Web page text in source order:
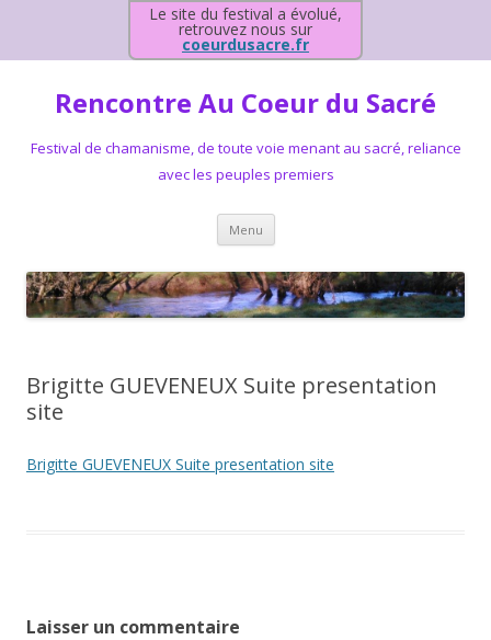
Le site du festival a évolué,
retrouvez nous sur
coeurdusacre.fr
Rencontre Au Coeur du Sacré
Festival de chamanisme, de toute voie menant au sacré, reliance
avec les peuples premiers
Menu Aller au contenu principal
Brigitte GUEVENEUX Suite presentation
site
Brigitte GUEVENEUX Suite presentation site
Laisser un commentaire